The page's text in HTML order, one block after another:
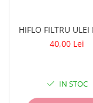
HIFLO FILTRU ULEI
40,00 Lei
IN STOC